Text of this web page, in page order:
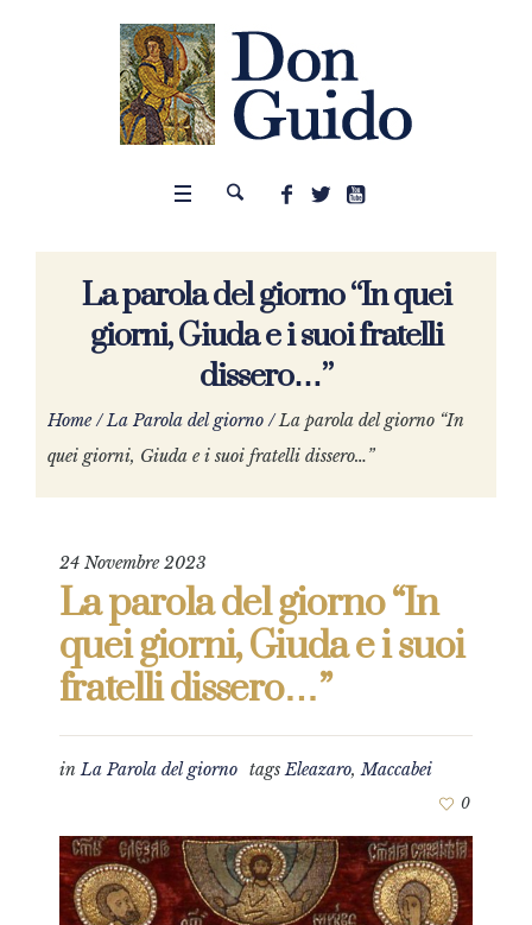
La parola del giorno “In quei
giorni, Giuda e i suoi fratelli
dissero…”
Home /La Parola del giorno /La parola del giorno “In
quei giorni, Giuda e i suoi fratelli dissero…”
24 Novembre 2023
La parola del giorno “In
quei giorni, Giuda e i suoi
fratelli dissero…”
inLa Parola del giorno tagsEleazaro,Maccabei
0